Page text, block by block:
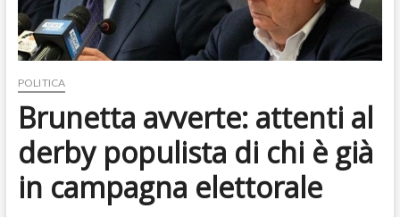
POLITICA
Brunetta avverte: attenti al
derby populista di chi è già
in campagna elettorale